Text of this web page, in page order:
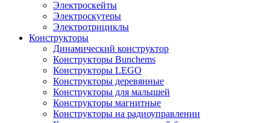
Электроскейты
Электроскутеры
Электротрициклы
Конструкторы
Динамический конструктор
Конструкторы Bunchems
Конструкторы LEGO
Конструкторы деревянные
Конструкторы для малышей
Конструкторы магнитные
Конструкторы на радиоуправлении